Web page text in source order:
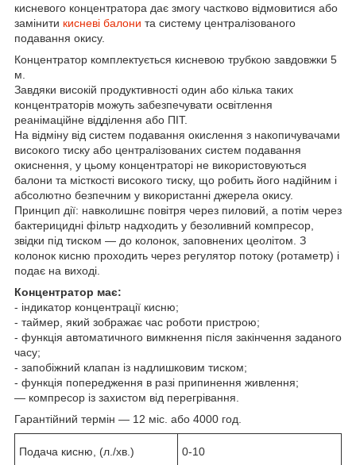
кисневого концентратора дає змогу частково відмовитися або
замінити кисневі балони та систему централізованого
подавання окису.
Концентратор комплектується кисневою трубкою завдовжки 5
м.
Завдяки високій продуктивності один або кілька таких
концентраторів можуть забезпечувати освітлення
реанімаційне відділення або ПІТ.
На відміну від систем подавання окислення з накопичувачами
високого тиску або централізованих систем подавання
окиснення, у цьому концентраторі не використовуються
балони та місткості високого тиску, що робить його надійним і
абсолютно безпечним у використанні джерела окису.
Принцип дії: навколишнє повітря через пиловий, а потім через
бактерицидні фільтр надходить у безоливний компресор,
звідки під тиском — до колонок, заповнених цеолітом. З
колонок кисню проходить через регулятор потоку (ротаметр) і
подає на виході.
Концентратор має:
- індикатор концентрації кисню;
- таймер, який зображає час роботи пристрою;
- функція автоматичного вимкнення після закінчення заданого
часу;
- запобіжний клапан із надлишковим тиском;
- функція попередження в разі припинення живлення;
— компресор із захистом від перегрівання.
Гарантійний термін — 12 міс. або 4000 год.
Подача кисню, (л./хв.) 0-10